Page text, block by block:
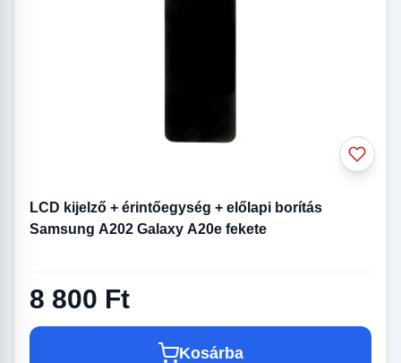
LCD kijelző + érintőegység + előlapi borítás
Samsung A202 Galaxy A20e fekete
8 800 Ft
Kosárba